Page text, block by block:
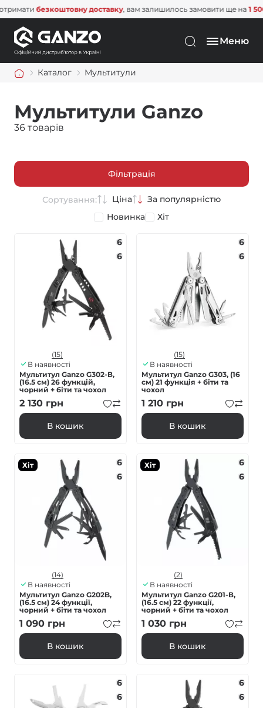
безкоштовну доставку, вам залишилось замовити ще на1 500 грн .
Меню
Каталог Мультитули
Мультитули Ganzo
36 товарів
Фільтрація
Сортування: Ціна
За популярністю
Новинка
Хіт
6
6
(15)
В наявності
Мультитул Ganzo G302-В,
(16.5 см) 26 функцій,
чорний + біти та чохол
2 130 грн
В кошик
6
6
(15)
В наявності
Мультитул Ganzo G303, (16
см) 21 функція + біти та
чохол
1 210 грн
В кошик
Хіт
6
6
(14)
В наявності
Мультитул Ganzo G202B,
(16.5 см) 24 функції,
чорний + біти та чохол
1 090 грн
В кошик
Хіт
6
6
(2)
В наявності
Мультитул Ganzo G201-В,
(16.5 см) 22 функції,
чорний + біти та чохол
1 030 грн
В кошик
6
6
6
6